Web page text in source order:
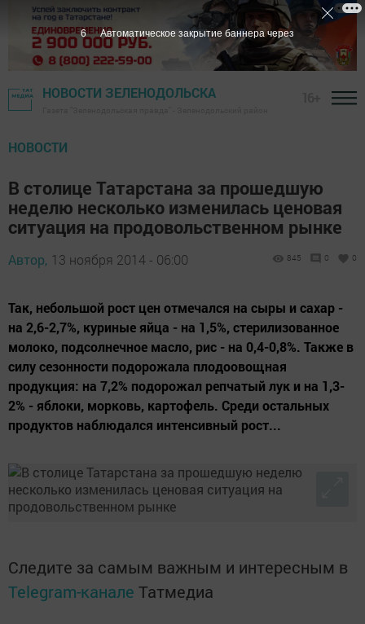
НОВОСТИ ЗЕЛЕНОДОЛЬСКА
НОВОСТИ
В столице Татарстана за прошедшую
неделю несколько изменилась ценовая
ситуация на продовольственном рынке
Автор, 13 ноября 2014 - 06:00 845 0 0
Так, небольшой рост цен отмечался на сыры и сахар -
на 2,6-2,7%, куриные яйца - на 1,5%, стерилизованное
молоко, подсолнечное масло, рис - на 0,4-0,8%. Также в
силу сезонности подорожала плодоовощная
продукция: на 7,2% подорожал репчатый лук и на 1,3-
2% - яблоки, морковь, картофель. Среди остальных
продуктов наблюдался интенсивный рост...
Следите за самым важным и интересным в
Telegram-канале Татмедиа
5 Автоматическое закрытие баннера через